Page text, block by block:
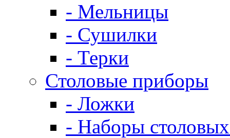
- Мельницы
- Сушилки
- Терки
Столовые приборы
- Ложки
- Наборы